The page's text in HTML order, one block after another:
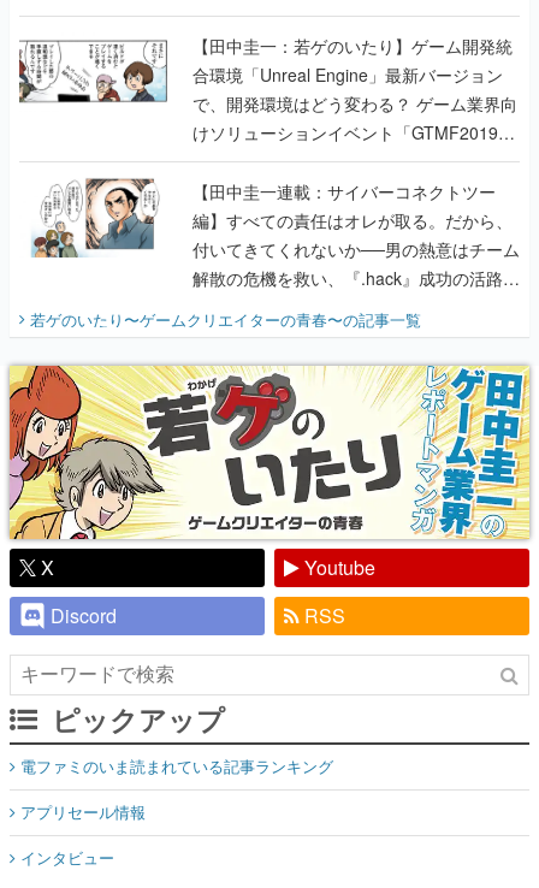
のいたり】
【田中圭一：若ゲのいたり】ゲーム開発統
合環境「Unreal Engine」最新バージョン
で、開発環境はどう変わる？ ゲーム業界向
けソリューションイベント「GTMF2019」
に行って、より理解を深めよう【PR】
【田中圭一連載：サイバーコネクトツー
編】すべての責任はオレが取る。だから、
付いてきてくれないか──男の熱意はチーム
解散の危機を救い、『.hack』成功の活路を
『少年ジャンプ』色だった【若ゲのいた
り】
若ゲのいたり〜ゲームクリエイターの青春〜の記事一覧
X
Youtube
Discord
RSS
ピックアップ
電ファミのいま読まれている記事ランキング
アプリセール情報
インタビュー